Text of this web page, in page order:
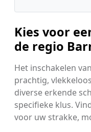
Kies voor
de regio
Het inschakelen
prachtig,
diverse erkende
specifieke klus.
voor uw strakke,